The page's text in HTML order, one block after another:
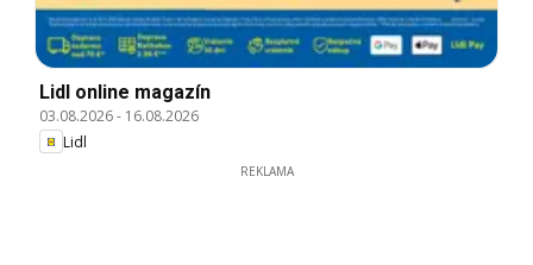
Lidl online magazín
03.08.2026- 16.08.2026
Lidl
REKLAMA